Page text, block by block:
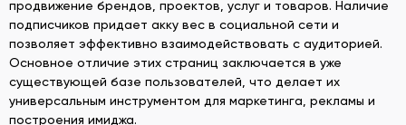
продвижение брендов, проектов, услуг и товаров. Наличие
подписчиков придает акку вес в социальной сети и
позволяет эффективно взаимодействовать с аудиторией.
Основное отличие этих страниц заключается в уже
существующей базе пользователей, что делает их
универсальным инструментом для маркетинга, рекламы и
построения имиджа.